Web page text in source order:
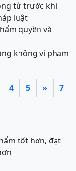
từ trước khi
luật
quyền và
không vi phạm
4 5 » 7
tốt hơn, đạt